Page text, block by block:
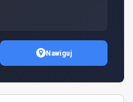
Nawiguj